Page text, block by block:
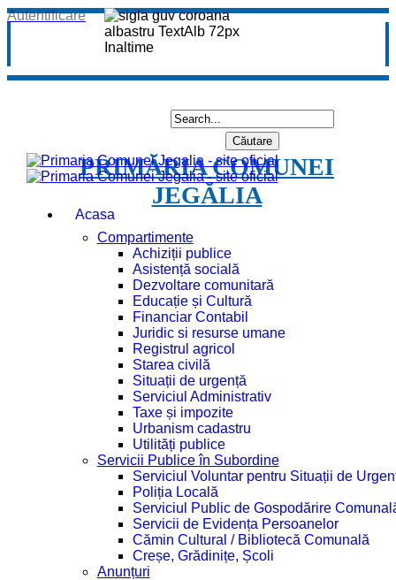
Autentificare
PRIMĂRIA COMUNEI
JEGĂLIA
Acasa
Compartimente
Achiziții publice
Asistență socială
Dezvoltare comunitară
Educație și Cultură
Financiar Contabil
Juridic si resurse umane
Registrul agricol
Starea civilă
Situații de urgență
Serviciul Administrativ
Taxe și impozite
Urbanism cadastru
Utilități publice
Servicii Publice în Subordine
Serviciul Voluntar pentru Situații de
Poliția Locală
Serviciul Public de Gospodărire
Servicii de Evidența Persoanelor
Cămin Cultural / Bibliotecă Comunală
Creșe, Grădinițe, Școli
Anunțuri